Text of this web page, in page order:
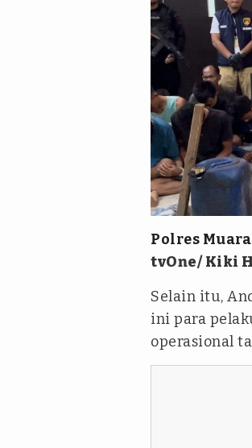
Polres
tvOne/ Kiki
Selain itu,
ini para
operasional